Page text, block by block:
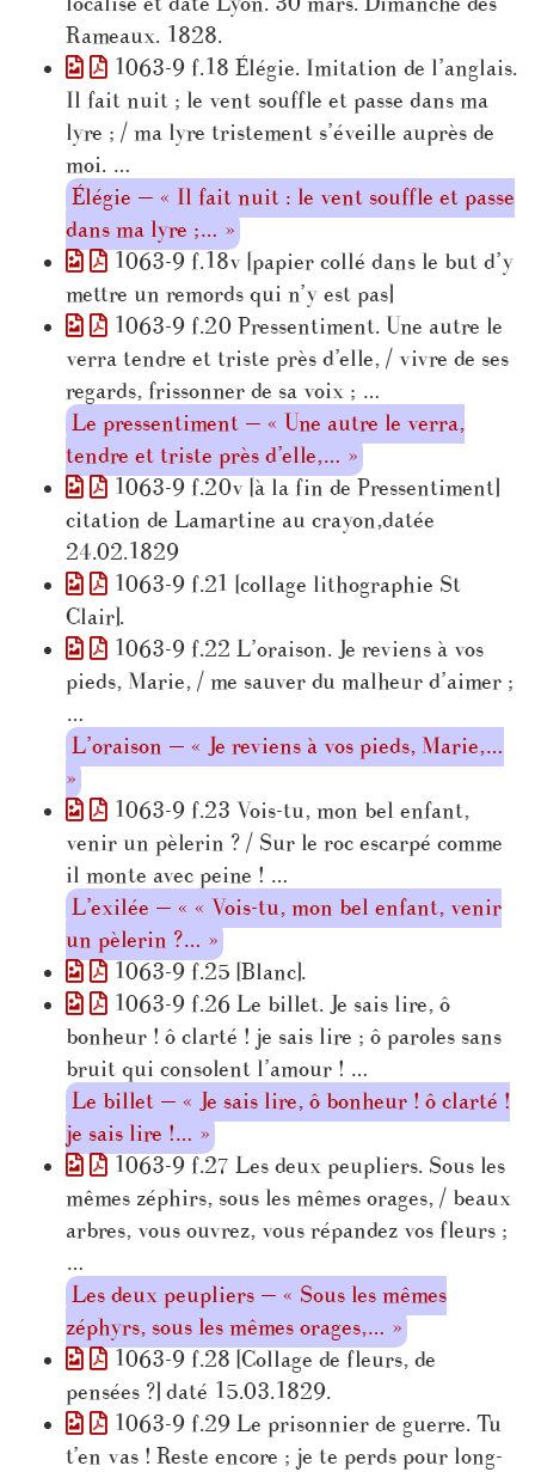
Rameaux. 1828.
1063-9 f.18 Élégie. Imitation de l’anglais.
Il fait nuit ; le vent souffle et passe dans ma
lyre ; / ma lyre tristement s’éveille auprès de
moi. …
Élégie — « Il fait nuit : le vent souffle et passe
dans ma lyre ;… »
1063-9 f.18v [papier collé dans le but d’y
mettre un remords qui n’y est pas]
1063-9 f.20 Pressentiment. Une autre le
verra tendre et triste près d’elle, / vivre de ses
regards, frissonner de sa voix ; …
Le pressentiment — « Une autre le verra,
tendre et triste près d’elle,… »
1063-9 f.20v [à la fin de Pressentiment]
citation de Lamartine au crayon,datée
24.02.1829
1063-9 f.21 [collage lithographie St
Clair].
1063-9 f.22 L’oraison. Je reviens à vos
pieds, Marie, / me sauver du malheur d’aimer ;
…
L’oraison — « Je reviens à vos pieds, Marie,…
»
1063-9 f.23 Vois-tu, mon bel enfant,
venir un pèlerin ? / Sur le roc escarpé comme
il monte avec peine ! …
L’exilée — « « Vois-tu, mon bel enfant, venir
un pèlerin ?… »
1063-9 f.25 [Blanc].
1063-9 f.26 Le billet. Je sais lire, ô
bonheur ! ô clarté ! je sais lire ; ô paroles sans
bruit qui consolent l’amour ! …
Le billet — « Je sais lire, ô bonheur ! ô clarté !
je sais lire !… »
1063-9 f.27 Les deux peupliers. Sous les
mêmes zéphirs, sous les mêmes orages, / beaux
arbres, vous ouvrez, vous répandez vos fleurs ;
…
Les deux peupliers — « Sous les mêmes
zéphyrs, sous les mêmes orages,… »
1063-9 f.28 [Collage de fleurs, de
pensées ?] daté 15.03.1829.
1063-9 f.29 Le prisonnier de guerre. Tu
t’en vas ! Reste encore ; je te perds pour long-